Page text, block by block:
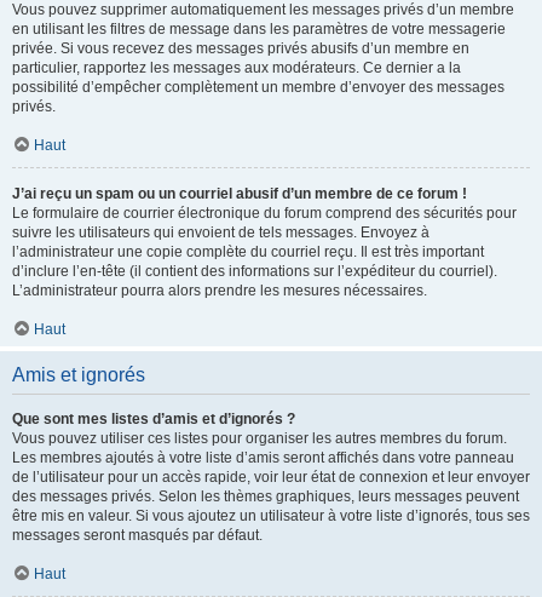
Vous pouvez supprimer automatiquement les messages privés d’un membre
en utilisant les filtres de message dans les paramètres de votre messagerie
privée. Si vous recevez des messages privés abusifs d’un membre en
particulier, rapportez les messages aux modérateurs. Ce dernier a la
possibilité d’empêcher complètement un membre d’envoyer des messages
privés.
Haut
J’ai reçu un spam ou un courriel abusif d’un membre de ce forum !
Le formulaire de courrier électronique du forum comprend des sécurités pour
suivre les utilisateurs qui envoient de tels messages. Envoyez à
l’administrateur une copie complète du courriel reçu. Il est très important
d’inclure l’en-tête (il contient des informations sur l’expéditeur du courriel).
L’administrateur pourra alors prendre les mesures nécessaires.
Haut
Amis et ignorés
Que sont mes listes d’amis et d’ignorés ?
Vous pouvez utiliser ces listes pour organiser les autres membres du forum.
Les membres ajoutés à votre liste d’amis seront affichés dans votre panneau
de l’utilisateur pour un accès rapide, voir leur état de connexion et leur envoyer
des messages privés. Selon les thèmes graphiques, leurs messages peuvent
être mis en valeur. Si vous ajoutez un utilisateur à votre liste d’ignorés, tous ses
messages seront masqués par défaut.
Haut